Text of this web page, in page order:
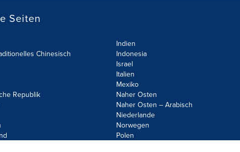
Seiten
Chinesisch
Republik
Indien
Indonesia
Israel
Italien
Mexiko
Naher Osten
Naher Osten – Arabisch
Niederlande
Norwegen
Polen